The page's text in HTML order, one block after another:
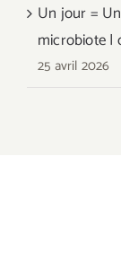
Un jour =
microbiote |
25 avril 2026